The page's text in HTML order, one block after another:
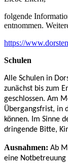
folgende
entnommen.
https://
Schulen
Alle Schulen in
zunächst bis zum
geschlossen. Am
Übergangsfrist, in
können. Im Sinne
dringende Bitte,
Ausnahmen: Ab
eine Notbetreuung